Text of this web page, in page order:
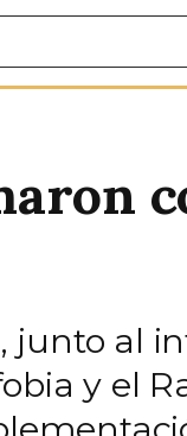
junto al
y el